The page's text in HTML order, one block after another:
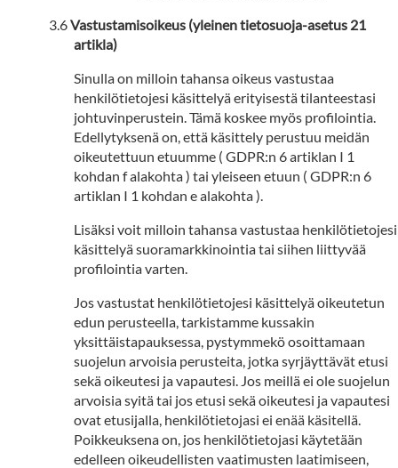
Vastustamisoikeus (yleinen tietosuoja-asetus 21
artikla)
Sinulla on milloin tahansa oikeus vastustaa
henkilötietojesi käsittelyä erityisestä tilanteestasi
johtuvinperustein. Tämä koskee myös profilointia.
Edellytyksenä on, että käsittely perustuu meidän
oikeutettuun etuumme ( GDPR:n 6 artiklan I 1
kohdan f alakohta ) tai yleiseen etuun ( GDPR:n 6
artiklan I 1 kohdan e alakohta ).
Lisäksi voit milloin tahansa vastustaa henkilötietojesi
käsittelyä suoramarkkinointia tai siihen liittyvää
profilointia varten.
Jos vastustat henkilötietojesi käsittelyä oikeutetun
edun perusteella, tarkistamme kussakin
yksittäistapauksessa, pystymmekö osoittamaan
suojelun arvoisia perusteita, jotka syrjäyttävät etusi
sekä oikeutesi ja vapautesi. Jos meillä ei ole suojelun
arvoisia syitä tai jos etusi sekä oikeutesi ja vapautesi
ovat etusijalla, henkilötietojasi ei enää käsitellä.
Poikkeuksena on, jos henkilötietojasi käytetään
edelleen oikeudellisten vaatimusten laatimiseen,